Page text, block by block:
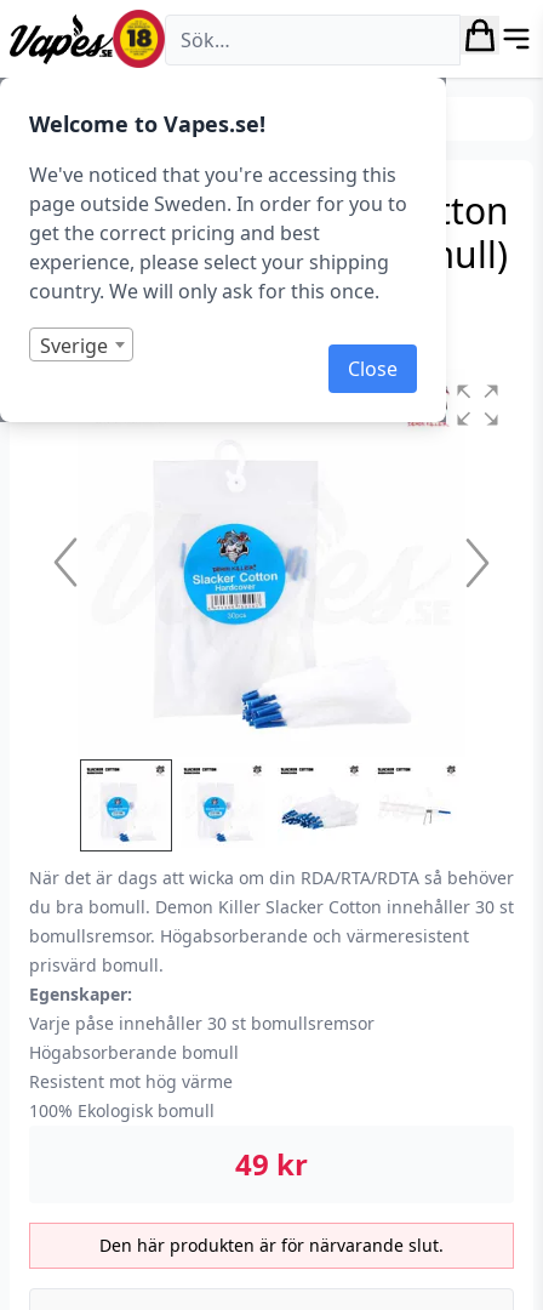
Welcome to Vapes.se!
We've noticed that you're accessing this
page outside Sweden. In order for you to
get the correct pricing and best
experience, please select your shipping
country. We will only ask for this once.
Sverige
Close
Vapes.se
DIY Tillverka egna coils
Demon Killer Slacker Cotton
Hardcover (30-pack, Bomull)
Art.nr: 36676
Slut i lager
När det är dags att wicka om din RDA/RTA/RDTA så behöver
du bra bomull. Demon Killer Slacker Cotton innehåller 30 st
bomullsremsor. Högabsorberande och värmeresistent
prisvärd bomull.
Egenskaper:
Varje påse innehåller 30 st bomullsremsor
Högabsorberande bomull
Resistent mot hög värme
100% Ekologisk bomull
49 kr
Den här produkten är för närvarande slut.